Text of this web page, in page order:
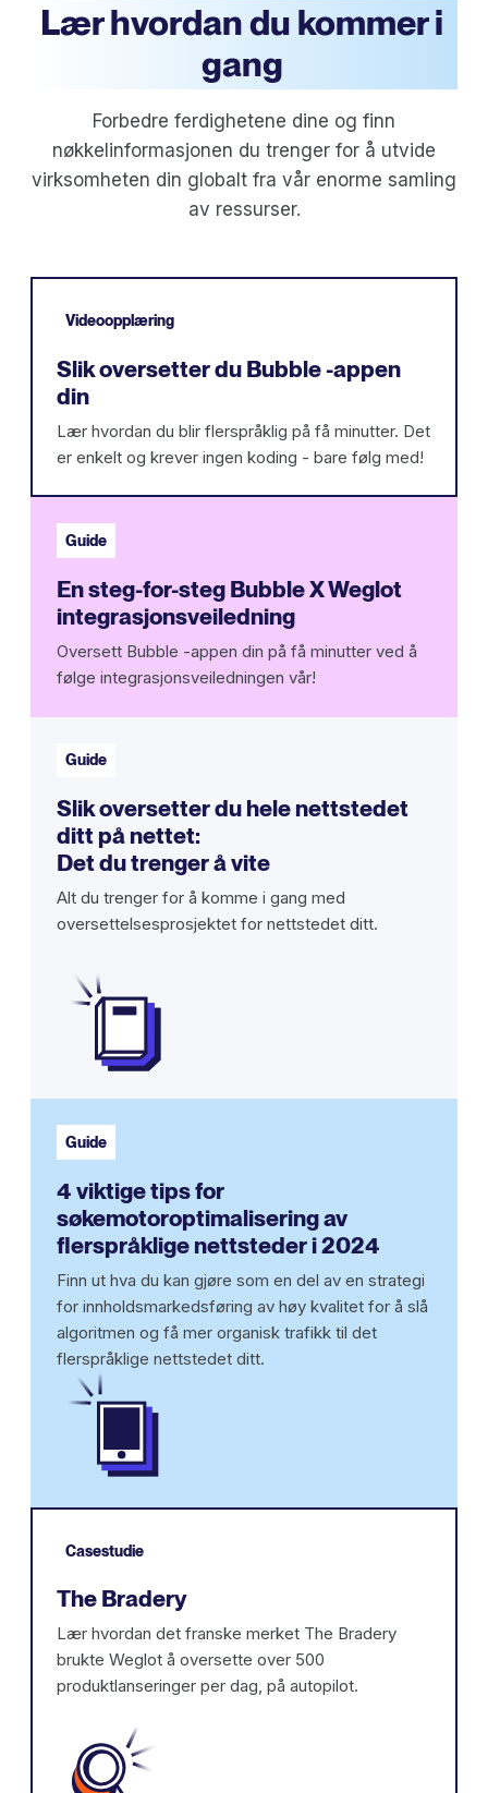
Lær hvordan du kommer i
gang
Forbedre ferdighetene dine og finn
nøkkelinformasjonen du trenger for å utvide
virksomheten din globalt fra vår enorme samling
av ressurser.
Videoopplæring
Slik oversetter du Bubble -appen
din
Lær hvordan du blir flerspråklig på få minutter. Det
er enkelt og krever ingen koding - bare følg med!
Guide
En steg-for-steg Bubble X Weglot
integrasjonsveiledning
Oversett Bubble -appen din på få minutter ved å
følge integrasjonsveiledningen vår!
Guide
Slik oversetter du hele nettstedet
ditt på nettet:
Det du trenger å vite
Alt du trenger for å komme i gang med
oversettelsesprosjektet for nettstedet ditt.
Guide
4 viktige tips for
søkemotoroptimalisering av
flerspråklige nettsteder i 2024
Finn ut hva du kan gjøre som en del av en strategi
for innholdsmarkedsføring av høy kvalitet for å slå
algoritmen og få mer organisk trafikk til det
flerspråklige nettstedet ditt.
Casestudie
The Bradery
Lær hvordan det franske merket The Bradery
brukte Weglot å oversette over 500
produktlanseringer per dag, på autopilot.